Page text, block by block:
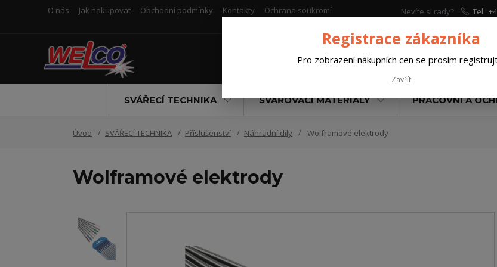
O nás Jak nakupovat Obchodní podmínky Kontakty Ochrana soukromí
Nevíte si rady?
Tel.:
SVÁŘECÍ TECHNIKA SVAŘOVACÍ MATERIÁLY PRACOVNÍ A
Úvod SVÁŘECÍ TECHNIKA Příslušenství Náhradní díly Wolframové elektrody
Wolframové elektrody
Registrace zákazníka
Pro zobrazení nákupních cen se prosím
Zavřít